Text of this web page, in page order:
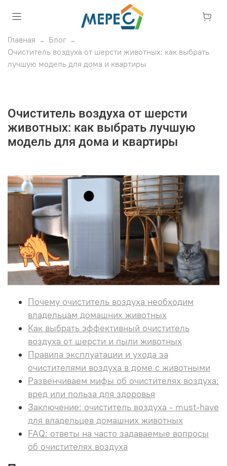
Главная
Блог
Очиститель воздуха от шерсти животных: как выбрать
лучшую модель для дома и квартиры
Очиститель воздуха от шерсти
животных: как выбрать лучшую
модель для дома и квартиры
Почему очиститель воздуха необходим
владельцам домашних животных
Как выбрать эффективный очиститель
воздуха от шерсти и пыли животных
Правила эксплуатации и ухода за
очистителями воздуха в доме с животными
Развенчиваем мифы об очистителях воздуха:
вред или польза для здоровья
Заключение: очиститель воздуха - must-have
для владельцев домашних животных
FAQ: ответы на часто задаваемые вопросы
об очистителях воздуха